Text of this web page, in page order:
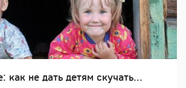
как не дать детям скучать...